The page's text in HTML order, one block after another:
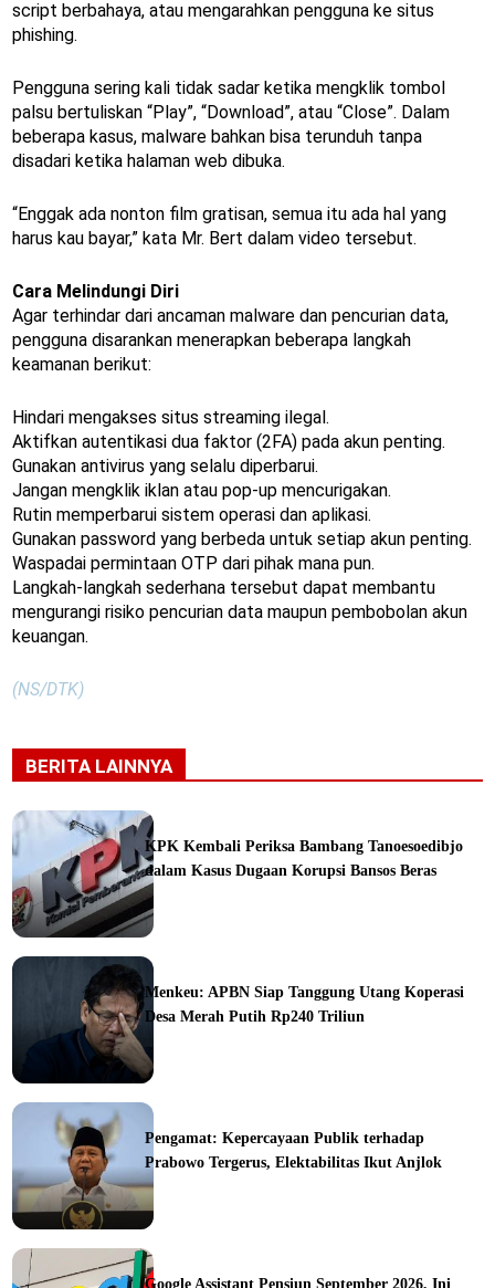
script berbahaya, atau mengarahkan pengguna ke situs
phishing.
Pengguna sering kali tidak sadar ketika mengklik tombol
palsu bertuliskan “Play”, “Download”, atau “Close”. Dalam
beberapa kasus, malware bahkan bisa terunduh tanpa
disadari ketika halaman web dibuka.
“Enggak ada nonton film gratisan, semua itu ada hal yang
harus kau bayar,” kata Mr. Bert dalam video tersebut.
Cara Melindungi Diri
Agar terhindar dari ancaman malware dan pencurian data,
pengguna disarankan menerapkan beberapa langkah
keamanan berikut:
Hindari mengakses situs streaming ilegal.
Aktifkan autentikasi dua faktor (2FA) pada akun penting.
Gunakan antivirus yang selalu diperbarui.
Jangan mengklik iklan atau pop-up mencurigakan.
Rutin memperbarui sistem operasi dan aplikasi.
Gunakan password yang berbeda untuk setiap akun penting.
Waspadai permintaan OTP dari pihak mana pun.
Langkah-langkah sederhana tersebut dapat membantu
mengurangi risiko pencurian data maupun pembobolan akun
keuangan.
(NS/DTK)
BERITA LAINNYA
KPK Kembali Periksa Bambang Tanoesoedibjo
dalam Kasus Dugaan Korupsi Bansos Beras
Menkeu: APBN Siap Tanggung Utang Koperasi
Desa Merah Putih Rp240 Triliun
Pengamat: Kepercayaan Publik terhadap
Prabowo Tergerus, Elektabilitas Ikut Anjlok
Google Assistant Pensiun September 2026, Ini